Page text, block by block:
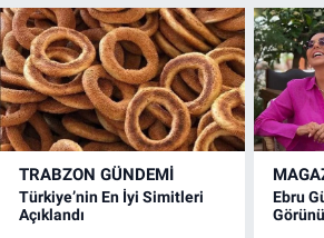
TRABZON GÜNDEMİ
Türkiye’nin En İyi Simitleri
Açıklandı
Ebru